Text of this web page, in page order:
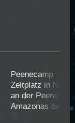
Peenecamp –
Zeltplatz in
an der Peene,
Amazonas des